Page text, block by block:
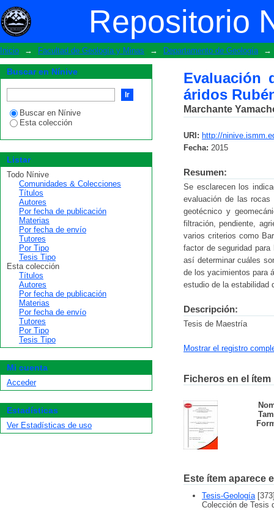
Repositorio
Evaluación de la susceptibilidad
Inicio → Facultad de Geología y Minas → Departamento de Geología →
Evaluación
áridos
Marchante
URI: http://
Fecha: 2015
Resumen:
Se esclarecen los
evaluación de las
geotécnico y
filtración, pendiente,
varios criterios como
factor de seguridad
así determinar cuáles
de los yacimientos para
estudio de la estabilidad
Descripción:
Tesis de Maestría
Mostrar el registro
Ficheros en el ítem
Este ítem aparece
Tesis-Geología
Colección de Tesis
Buscar en Nínive
Buscar en Nínive
Esta colección
Listar
Todo Nínive
Comunidades & Colecciones
Títulos
Autores
Por fecha de publicación
Materias
Por fecha de envío
Tutores
Por Tipo
Tesis Tipo
Esta colección
Títulos
Autores
Por fecha de publicación
Materias
Por fecha de envío
Tutores
Por Tipo
Tesis Tipo
Mi cuenta
Acceder
Estadísticas
Ver Estadísticas de uso